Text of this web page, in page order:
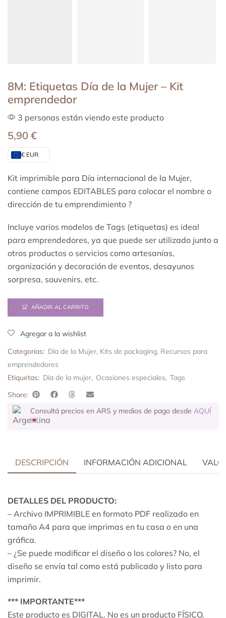
8M: Etiquetas Día de la Mujer – Kit
emprendedor
3 personas están viendo este producto
5,90 €
€ EUR
Kit imprimible para Día internacional de la Mujer,
contiene campos EDITABLES para colocar el nombre o
dirección de tu emprendimiento ?
Incluye varios modelos de Tags (etiquetas) es ideal
para emprendedores, ya que puede ser utilizado junto a
otros productos o servicios como artesanías,
organización y decoración de eventos, desayunos
sorpresa, souvenirs, etc.
AÑADIR AL CARRITO
Agregar a la wishlist
Categorias: Día de la Mujer, Kits de packaging, Recursos para
emprendedores
Etiquetas: Día de la mujer, Ocasiones especiales, Tags
Share:
Consultá precios en ARS y medios de pago desde AQUÍ
DESCRIPCIÓN INFORMACIÓN ADICIONAL
DETALLES DEL PRODUCTO:
– Archivo IMPRIMIBLE en formato PDF realizado en
tamaño A4 para que imprimas en tu casa o en una
gráfica.
– ¿Se puede modificar el diseño o los colores? No, el
diseño se envía tal como está publicado y listo para
imprimir.
*** IMPORTANTE***
Este producto es DIGITAL. No es un producto FÍSICO.